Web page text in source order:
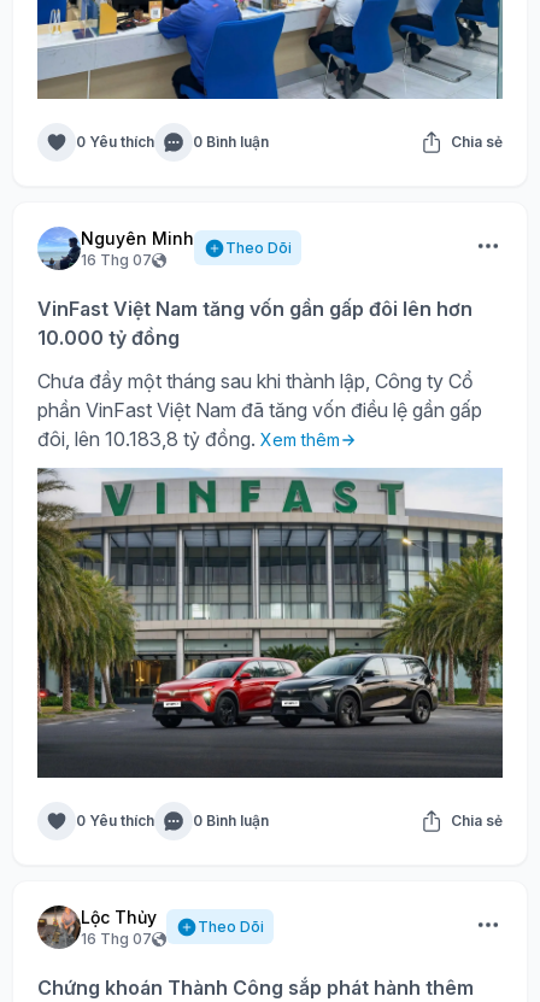
0 Yêu thích 0 Bình luận Chia sẻ
Nguyên Minh
16 Thg 07
Theo Dõi
VinFast Việt Nam tăng vốn gần gấp đôi lên hơn
10.000 tỷ đồng
Chưa đầy một tháng sau khi thành lập, Công ty Cổ
phần VinFast Việt Nam đã tăng vốn điều lệ gần gấp
đôi, lên 10.183,8 tỷ đồng. Xem thêm
0 Yêu thích 0 Bình luận Chia sẻ
Lộc Thủy
16 Thg 07
Theo Dõi
Chứng khoán Thành Công sắp phát hành thêm